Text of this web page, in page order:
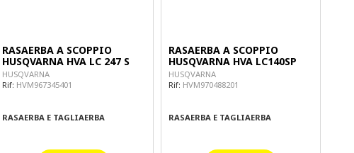
RASAERBA A SCOPPIO
HUSQVARNA HVA LC 247 S
HUSQVARNA
Rif: HVM967345401
RASAERBA E TAGLIAERBA
RASAERBA A SCOPPIO
HUSQVARNA HVA LC140SP
HUSQVARNA
Rif: HVM970488201
RASAERBA E TAGLIAERBA